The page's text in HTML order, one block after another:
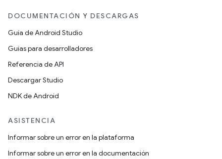
DOCUMENTACIÓN Y DESCARGAS
Guía de Android Studio
Guías para desarrolladores
Referencia de API
Descargar Studio
NDK de Android
ASISTENCIA
Informar sobre un error en la plataforma
Informar sobre un error en la documentación